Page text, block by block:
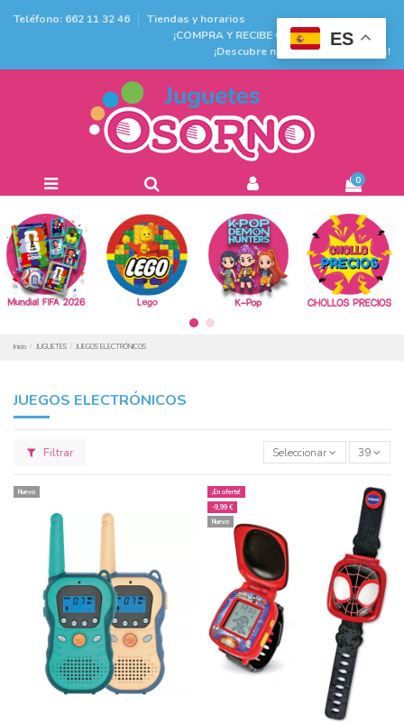
Teléfono: 662 11 32 46
Tiendas y horarios
¡COMPRA Y RECIBE GRATIS EN TIENDA!
¡Descubre nuestras promociones!
0
Inicio JUGUETES JUEGOS ELECTRÓNICOS
JUEGOS ELECTRÓNICOS
Filtrar Seleccionar 39
Nuevo
¡En oferta!
-9,99 €
Nuevo
ES